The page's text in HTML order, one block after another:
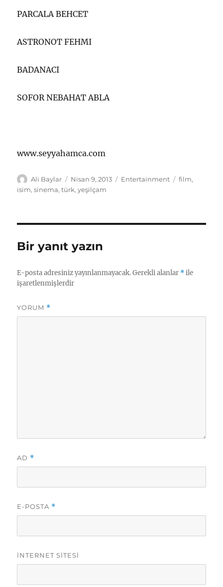
PARCALA BEHCET
ASTRONOT FEHMI
BADANACI
SOFOR NEBAHAT ABLA
www.seyyahamca.com
Yazar
Ali Baylar
Yayın
tarihi
Nisan 9, 2013 Kategoriler
Entertainment Etiketler
film,
isim,sinema,türk,yeşilçam
Bir yanıt yazın
E-posta adresiniz yayınlanmayacak. Gerekli alanlar *ile
işaretlenmişlerdir
YORUM *
AD *
E-POSTA *
İNTERNET SITESI